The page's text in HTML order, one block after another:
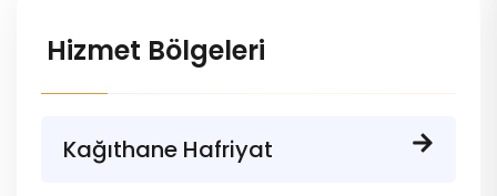
Hizmet Bölgeleri
Kağıthane Hafriyat